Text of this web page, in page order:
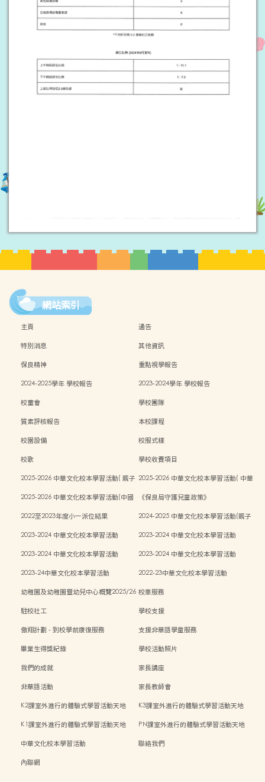
網站索引
主頁
通告
特別消息
其他資訊
保良精神
重點視學報告
2024-2025學年 學校報告
2023-2024學年 學校報告
校董會
學校團隊
質素評核報告
本校課程
校園設備
校服式樣
校歌
學校收費項目
2025-2026 中華文化校本學習活動( 親子 2025-2026 中華文化校本學習活動( 中華
2025-2026 中華文化校本學習活動(中國
《保良局守護兒童政策》
2022至2023年度小一派位結果
2024-2025 中華文化校本學習活動(親子
2023-2024 中華文化校本學習活動
2023-2024 中華文化校本學習活動
2023-2024 中華文化校本學習活動
2023-2024 中華文化校本學習活動
2023-24中華文化校本學習活動
2022-23中華文化校本學習活動
幼稚園及幼稚園暨幼兒中心概覽2025/26 校車服務
駐校社工
學校支援
傲翔計劃 - 到校學前康復服務
支援非華語學童服務
畢業生得獎紀錄
學校活動照片
我們的成就
家長講座
非華語活動
家長教師會
K2課室外進行的體驗式學習活動天地
K3課室外進行的體驗式學習活動天地
K1課室外進行的體驗式學習活動天地
PN課室外進行的體驗式學習活動天地
中華文化校本學習活動
聯絡我們
內聯網